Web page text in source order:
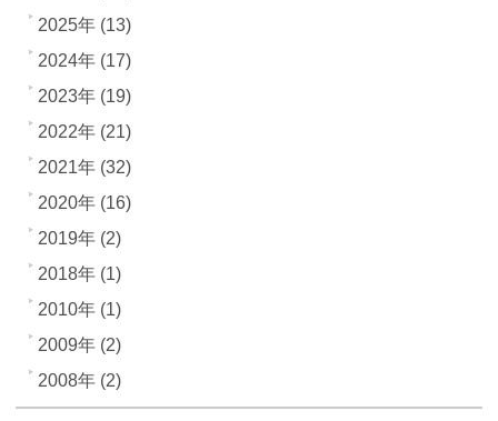
2025年 (13)
2024年 (17)
2023年 (19)
2022年 (21)
2021年 (32)
2020年 (16)
2019年 (2)
2018年 (1)
2010年 (1)
2009年 (2)
2008年 (2)